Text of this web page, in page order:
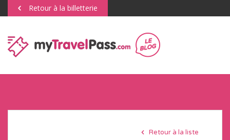
Retour à la billetterie
Retour à la liste